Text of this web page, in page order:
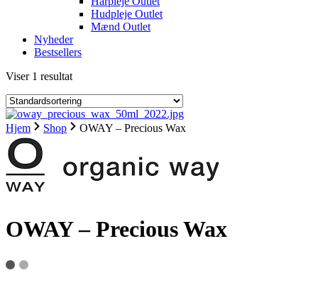
Hudpleje Outlet
Mænd Outlet
Nyheder
Bestsellers
Viser 1 resultat
Hjem Shop OWAY – Precious Wax
OWAY – Precious Wax